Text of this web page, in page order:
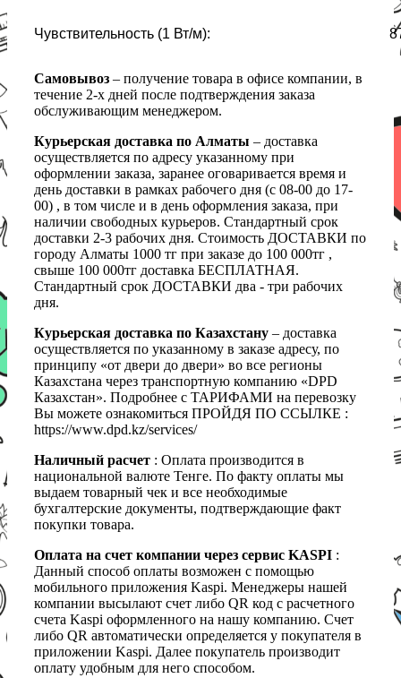
Чувствительность (1 Вт/м):
Самовывоз – получение товара в офисе компании, в
течение 2-х дней после подтверждения заказа
обслуживающим менеджером.
Курьерская доставка по Алматы – доставка
осуществляется по адресу указанному при
оформлении заказа, заранее оговаривается время и
день доставки в рамках рабочего дня (с 08-00 до 17-
00) , в том числе и в день оформления заказа, при
наличии свободных курьеров. Стандартный срок
доставки 2-3 рабочих дня. Стоимость ДОСТАВКИ по
городу Алматы 1000 тг при заказе до 100 000тг ,
свыше 100 000тг доставка БЕСПЛАТНАЯ.
Стандартный срок ДОСТАВКИ два - три рабочих
дня.
Курьерская доставка по Казахстану – доставка
осуществляется по указанному в заказе адресу, по
принципу «от двери до двери» во все регионы
Казахстана через транспортную компанию «DPD
Казахстан». Подробнее с ТАРИФАМИ на перевозку
Вы можете ознакомиться ПРОЙДЯ ПО ССЫЛКЕ :
https://www.dpd.kz/services/
Наличный расчет : Оплата производится в
национальной валюте Тенге. По факту оплаты мы
выдаем товарный чек и все необходимые
бухгалтерские документы, подтверждающие факт
покупки товара.
Оплата на счет компании через сервис KASPI :
Данный способ оплаты возможен с помощью
мобильного приложения Kaspi. Менеджеры нашей
компании высылают счет либо QR код с расчетного
счета Kaspi оформленного на нашу компанию. Счет
либо QR автоматически определяется у покупателя в
приложении Kaspi. Далее покупатель производит
оплату удобным для него способом.